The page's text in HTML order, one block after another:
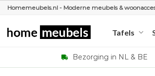
Ga
inhoud
Homemeubels.nl - Moderne meubels &
Tafels
Bezorging in NL & BE